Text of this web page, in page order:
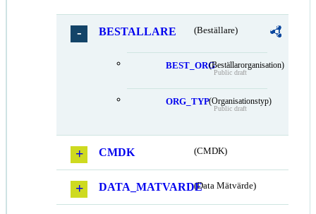
BESTALLARE (Beställare)
BEST_ORG(Beställarorganisation)
Public draft
ORG_TYP(Organisationstyp)
Public draft
CMDK (CMDK)
DATA_MATVARDE(Data Mätvärde)